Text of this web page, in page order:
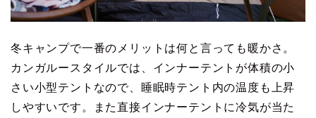
冬キャンプで一番のメリットは何と言っても暖かさ。
カンガルースタイルでは、インナーテントが体積の小
さい小型テントなので、睡眠時テント内の温度も上昇
しやすいです。また直接インナーテントに冷気が当た